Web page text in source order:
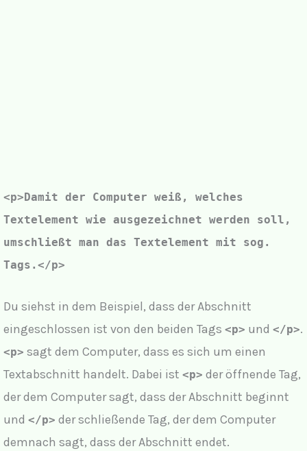
<p>Damit der Computer weiß, welches
Textelement wie ausgezeichnet werden soll,
umschließt man das Textelement mit sog.
Tags.</p>
Du siehst in dem Beispiel, dass der Abschnitt
eingeschlossen ist von den beiden Tags <p> und </p>.
<p> sagt dem Computer, dass es sich um einen
Textabschnitt handelt. Dabei ist <p> der öffnende Tag,
der dem Computer sagt, dass der Abschnitt beginnt
und </p> der schließende Tag, der dem Computer
demnach sagt, dass der Abschnitt endet.